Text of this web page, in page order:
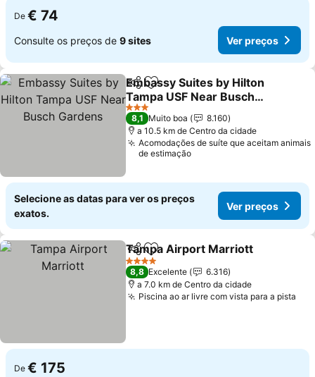
De € 74
Consulte os preços de 9 sites Ver preços
PartilharAdicionar aos favoritos
Embassy Suites by Hilton
Tampa USF Near Busch
Gardens
3 Estrelas
8,1 Muito boa
8.160
a 10.5 km de Centro da cidade
Acomodações de suíte que aceitam animais
de estimação
Selecione as datas para ver os preços
exatos.
Ver preços
PartilharAdicionar aos favoritos
Tampa Airport Marriott
4 Estrelas
8,8 Excelente
6.316
a 7.0 km de Centro da cidade
Piscina ao ar livre com vista para a pista
De € 175